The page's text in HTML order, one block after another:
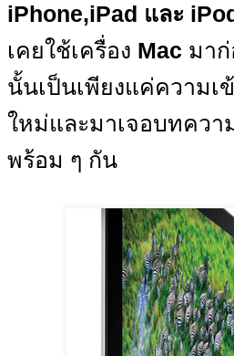
iPhone,iPad และ
เคยใช้เครื่อง Mac มา
นั้นเป็นเพียงแค่ความเ
ใหม่และมาเจอบทควา
พร้อม ๆ กัน